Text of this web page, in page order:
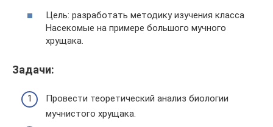
Цель: разработать методику изучения класса
Насекомые на примере большого мучного
хрущака.
Задачи:
Провести теоретический анализ биологии
мучнистого хрущака.